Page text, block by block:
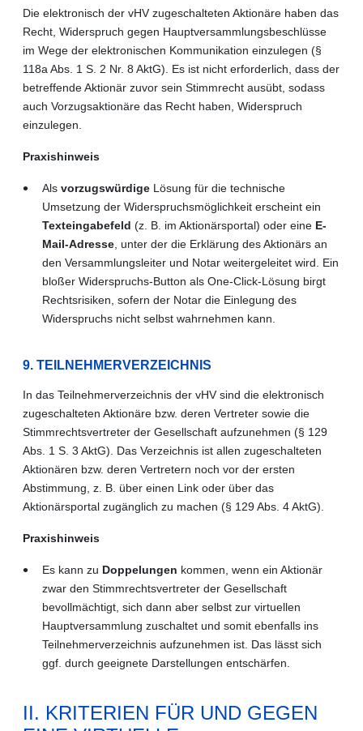
Die elektronisch der vHV zugeschalteten Aktionäre haben das
Recht, Widerspruch gegen Hauptversammlungsbeschlüsse
im Wege der elektronischen Kommunikation einzulegen (§
118a Abs. 1 S. 2 Nr. 8 AktG). Es ist nicht erforderlich, dass der
betreffende Aktionär zuvor sein Stimmrecht ausübt, sodass
auch Vorzugsaktionäre das Recht haben, Widerspruch
einzulegen.
Praxishinweis
Als vorzugswürdige Lösung für die technische
Umsetzung der Widerspruchsmöglichkeit erscheint ein
Texteingabefeld (z. B. im Aktionärsportal) oder eine E-
Mail-Adresse , unter der die Erklärung des Aktionärs an
den Versammlungsleiter und Notar weitergeleitet wird. Ein
bloßer Widerspruchs-Button als One-Click-Lösung birgt
Rechtsrisiken, sofern der Notar die Einlegung des
Widerspruchs nicht selbst wahrnehmen kann.
9. TEILNEHMERVERZEICHNIS
In das Teilnehmerverzeichnis der vHV sind die elektronisch
zugeschalteten Aktionäre bzw. deren Vertreter sowie die
Stimmrechtsvertreter der Gesellschaft aufzunehmen (§ 129
Abs. 1 S. 3 AktG). Das Verzeichnis ist allen zugeschalteten
Aktionären bzw. deren Vertretern noch vor der ersten
Abstimmung, z. B. über einen Link oder über das
Aktionärsportal zugänglich zu machen (§ 129 Abs. 4 AktG).
Praxishinweis
Es kann zu Doppelungen kommen, wenn ein Aktionär
zwar den Stimmrechtsvertreter der Gesellschaft
bevollmächtigt, sich dann aber selbst zur virtuellen
Hauptversammlung zuschaltet und somit ebenfalls ins
Teilnehmerverzeichnis aufzunehmen ist. Das lässt sich
ggf. durch geeignete Darstellungen entschärfen.
II. KRITERIEN FÜR UND GEGEN